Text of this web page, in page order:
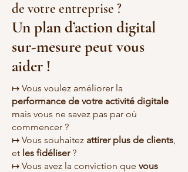
de votre entreprise ?
Un plan d’action digital
sur-mesure peut vous
aider !
↦ Vous voulez améliorer la
performance de votre activité digitale
mais vous ne savez pas par où
commencer ?
↦ Vous souhaitez attirer plus de clients,
et les fidéliser?
↦ Vous avez la conviction que vous